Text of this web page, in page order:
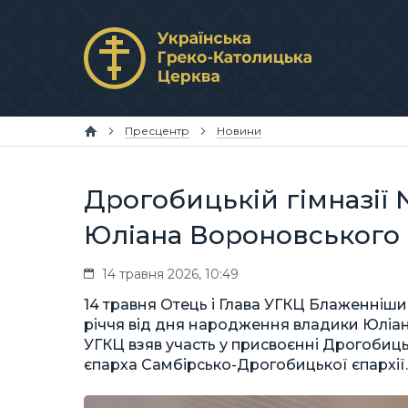
Пресцентр Новини
Дрогобицькій
Юліана Вороновського
14 травня 2026, 10:49
14 травня Отець і Глава УГКЦ
річчя від дня народження владики
УГКЦ взяв участь у присвоєнні
єпарха Самбірсько-Дрогобицької єпархії.